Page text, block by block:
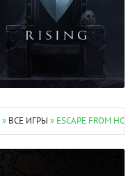
» ВСЕ ИГРЫ » ESCAPE FROM